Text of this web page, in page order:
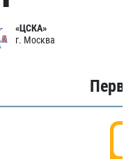
«ЦСКА»
г. Москва